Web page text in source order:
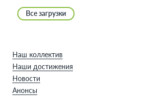
Все загрузки
Наш коллектив
Наши достижения
Новости
Анонсы